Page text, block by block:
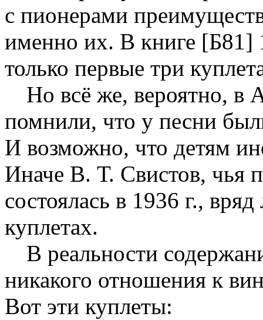
с пионерами
именно их. В книге [Б81]
только первые три
Но всё же, вероятно, в
помнили, что у песни
И возможно, что детям
Иначе В. Т. Свистов, чья
состоялась в 1936 г.,
куплетах.
В реальности
никакого отношения к
Вот эти куплеты: